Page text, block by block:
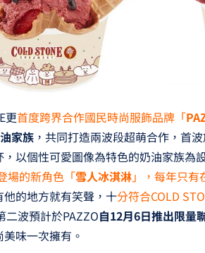
更首度跨界合作國民時尚服飾品牌「
家族，共同打造兩波段超萌合作，首
以個性可愛圖像為特色的奶油家族為
場的新角色「雪人冰淇淋」，每年只有
他的地方就有笑聲，十分符合COLD
二波預計於PAZZO自12月6日推出限量
味一次擁有。